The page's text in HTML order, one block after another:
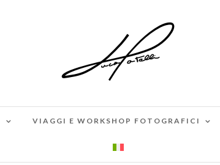
VIAGGI E WORKSHOP FOTOGRAFICI